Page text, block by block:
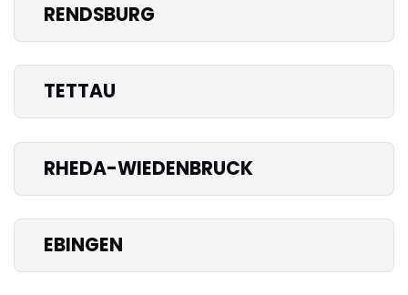
RENDSBURG
TETTAU
RHEDA-WIEDENBRUCK
EBINGEN